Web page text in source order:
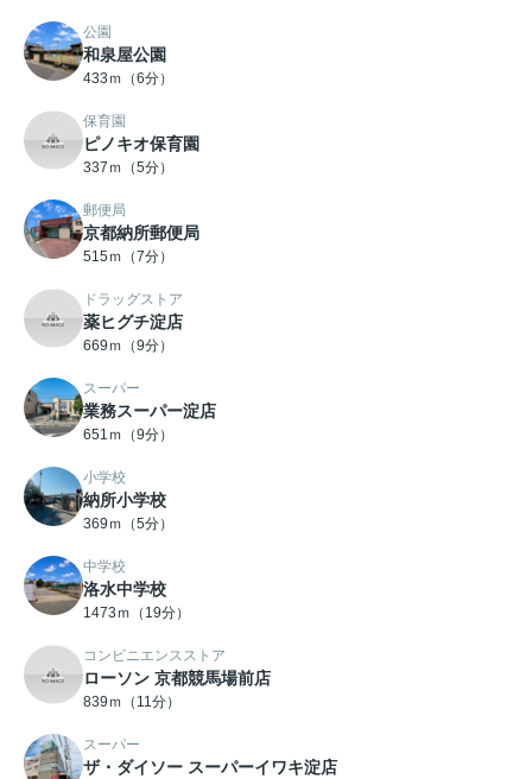
公園
和泉屋公園
433ｍ（6分）
保育園
ピノキオ保育園
337ｍ（5分）
郵便局
京都納所郵便局
515ｍ（7分）
ドラッグストア
薬ヒグチ淀店
669ｍ（9分）
スーパー
業務スーパー淀店
651ｍ（9分）
小学校
納所小学校
369ｍ（5分）
中学校
洛水中学校
1473ｍ（19分）
コンビニエンスストア
ローソン 京都競馬場前店
839ｍ（11分）
スーパー
ザ・ダイソー スーパーイワキ淀店